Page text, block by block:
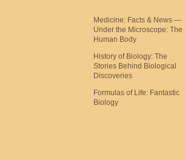
Medicine: Facts & News —
Under the Microscope: The
Human Body
History of Biology: The
Stories Behind Biological
Discoveries
Formulas of Life: Fantastic
Biology